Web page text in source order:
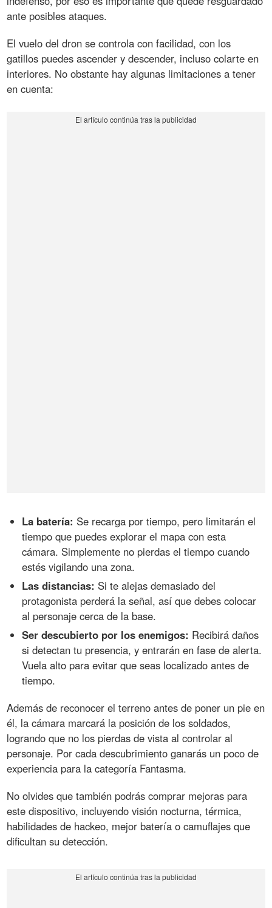
ante posibles ataques.
El vuelo del dron se controla con facilidad, con los
gatillos puedes ascender y descender, incluso colarte en
interiores. No obstante hay algunas limitaciones a tener
en cuenta:
La batería: Se recarga por tiempo, pero limitarán el
tiempo que puedes explorar el mapa con esta
cámara. Simplemente no pierdas el tiempo cuando
estés vigilando una zona.
Las distancias: Si te alejas demasiado del
protagonista perderá la señal, así que debes colocar
al personaje cerca de la base.
Ser descubierto por los enemigos: Recibirá daños
si detectan tu presencia, y entrarán en fase de alerta.
Vuela alto para evitar que seas localizado antes de
tiempo.
Además de reconocer el terreno antes de poner un pie en
él, la cámara marcará la posición de los soldados,
logrando que no los pierdas de vista al controlar al
personaje. Por cada descubrimiento ganarás un poco de
experiencia para la categoría Fantasma.
No olvides que también podrás comprar mejoras para
este dispositivo, incluyendo visión nocturna, térmica,
habilidades de hackeo, mejor batería o camuflajes que
dificultan su detección.